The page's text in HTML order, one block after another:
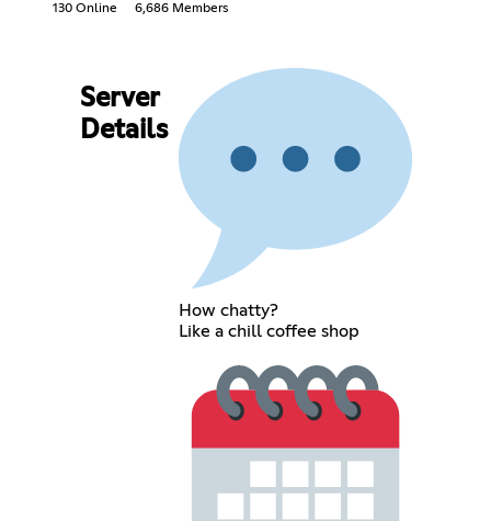
130 Online 6,686 Members
Server
Details
How chatty?
Like a chill coffee shop